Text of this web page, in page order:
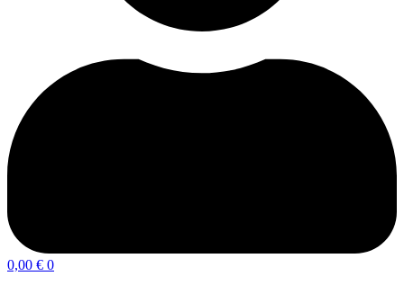
0,00 € 0